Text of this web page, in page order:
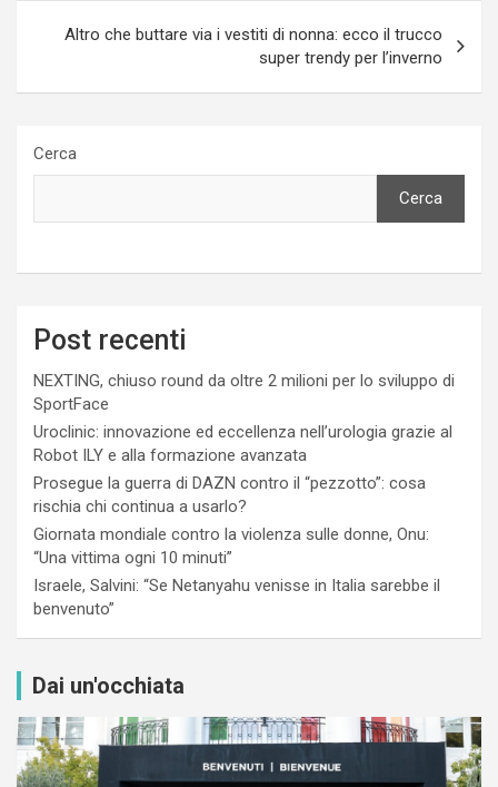
Altro che buttare via i vestiti di nonna: ecco il trucco
super trendy per l’inverno
Cerca
Cerca
Post recenti
NEXTING, chiuso round da oltre 2 milioni per lo sviluppo di
SportFace
Uroclinic: innovazione ed eccellenza nell’urologia grazie al
Robot ILY e alla formazione avanzata
Prosegue la guerra di DAZN contro il “pezzotto”: cosa
rischia chi continua a usarlo?
Giornata mondiale contro la violenza sulle donne, Onu:
“Una vittima ogni 10 minuti”
Israele, Salvini: “Se Netanyahu venisse in Italia sarebbe il
benvenuto”
Dai un'occhiata